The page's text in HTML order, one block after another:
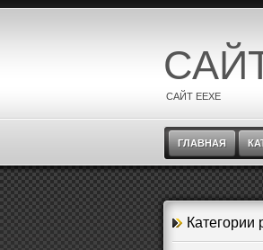
САЙТ EEXE
ГЛАВНАЯ
Категории